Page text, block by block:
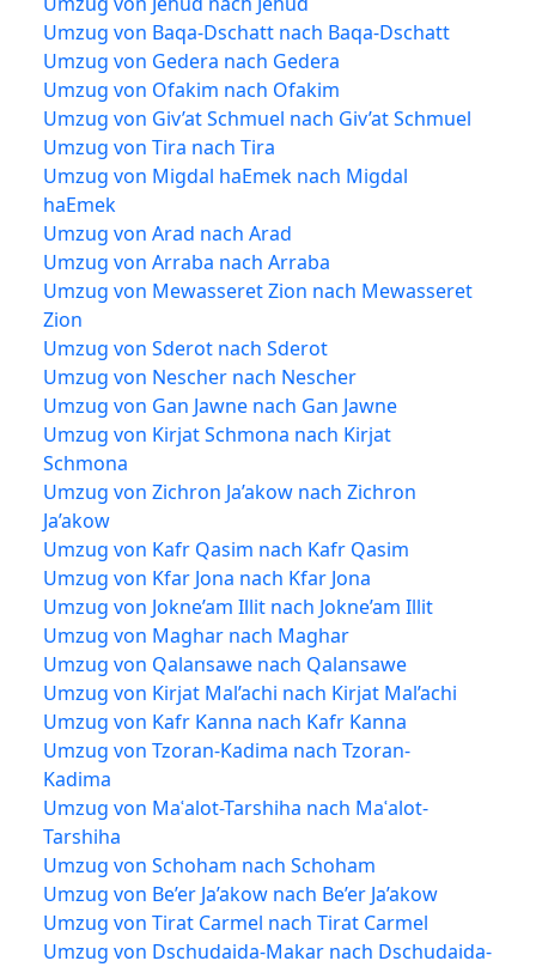
Umzug von Baqa-Dschatt nach Baqa-Dschatt
Umzug von Gedera nach Gedera
Umzug von Ofakim nach Ofakim
Umzug von Giv’at Schmuel nach Giv’at Schmuel
Umzug von Tira nach Tira
Umzug von Migdal haEmek nach Migdal
haEmek
Umzug von Arad nach Arad
Umzug von Arraba nach Arraba
Umzug von Mewasseret Zion nach Mewasseret
Zion
Umzug von Sderot nach Sderot
Umzug von Nescher nach Nescher
Umzug von Gan Jawne nach Gan Jawne
Umzug von Kirjat Schmona nach Kirjat
Schmona
Umzug von Zichron Ja’akow nach Zichron
Ja’akow
Umzug von Kafr Qasim nach Kafr Qasim
Umzug von Kfar Jona nach Kfar Jona
Umzug von Jokne’am Illit nach Jokne’am Illit
Umzug von Maghar nach Maghar
Umzug von Qalansawe nach Qalansawe
Umzug von Kirjat Mal’achi nach Kirjat Mal’achi
Umzug von Kafr Kanna nach Kafr Kanna
Umzug von Tzoran-Kadima nach Tzoran-
Kadima
Umzug von Maʿalot-Tarshiha nach Maʿalot-
Tarshiha
Umzug von Schoham nach Schoham
Umzug von Be’er Ja’akow nach Be’er Ja’akow
Umzug von Tirat Carmel nach Tirat Carmel
Umzug von Dschudaida-Makar nach Dschudaida-